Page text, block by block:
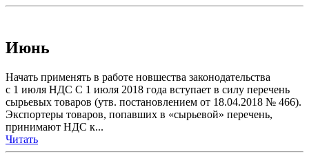
Июнь
Начать применять в работе новшества законодательства
с 1 июля НДС С 1 июля 2018 года вступает в силу перечень
сырьевых товаров (утв. постановлением от 18.04.2018 № 466).
Экспортеры товаров, попавших в «сырьевой» перечень,
принимают НДС к...
Читать